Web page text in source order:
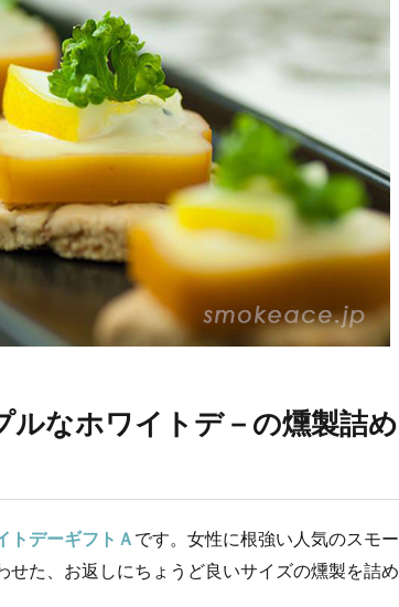
ルなホワイトデ－の燻製詰め
トデーギフトＡ です。女性に根強い人気のスモー
た、お返しにちょうど良いサイズの燻製を詰め